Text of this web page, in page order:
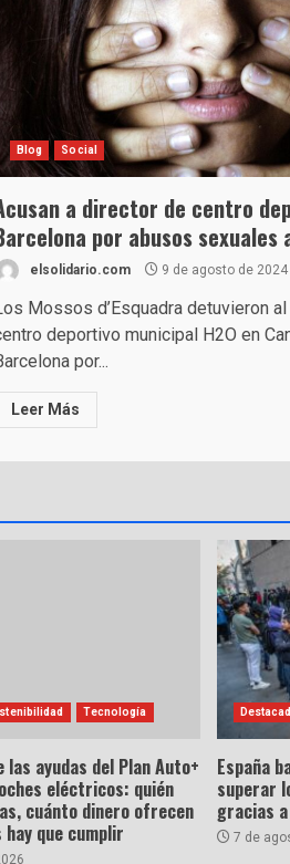
Blog Social
a director de centro
por abusos sexuales
elsolidario.com 9 de agosto de 2024
Mossos d’Esquadra detuvieron
deportivo municipal H2O en
por...
Leer Más
Tecnología
las ayudas del Plan Auto+
eléctricos: quién
cuánto dinero ofrecen
que cumplir
España
superar
gracias
7 de